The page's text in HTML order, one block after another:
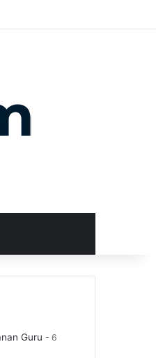
Guru
6